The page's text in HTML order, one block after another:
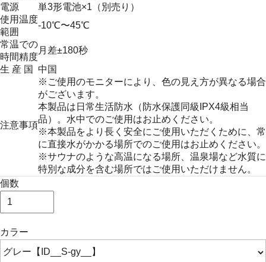
電源
単3形電池×1（別売り）
使用温度
範囲
-10℃〜45℃
常温での
時間精度
月差±180秒
生 産 国
中国
注意事項
※ご使用のモニターにより、色の見え方が異なる場合
がございます。
本製品は日常生活防水（防水保護同級IPX4級相当
品）。水中でのご使用はお止めください。
※本製品をより長く安全にご使用いただくために、常
に直接水がかかる場所でのご使用はお止めください。
※サウナのような高温になる場所、温泉場など水質に
特別な成分を含む場所ではご使用いただけません。
個数
カラー